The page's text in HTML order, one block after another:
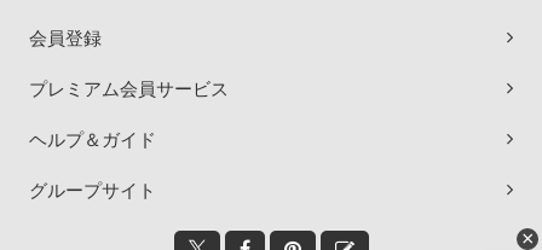
会員登録
プレミアム会員サービス
ヘルプ＆ガイド
グループサイト
×